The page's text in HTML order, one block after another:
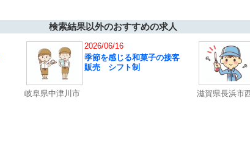
検索結果以外のおすすめの求人
2026/06/16
季節を感じる和菓子の接客
販売 シフト制
岐阜県中津川市 滋賀県長浜市